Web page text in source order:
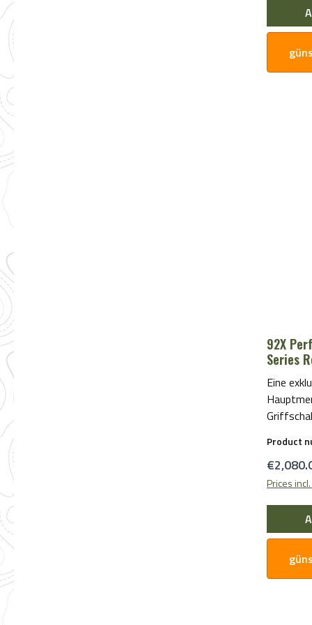
222mm Sichtsystem Match, RDO
Ready Abzug Xtreme-s® Product
Segment Competition Grifftyp
92X
Series
Eine
Grey-
Product
Regular
Prices